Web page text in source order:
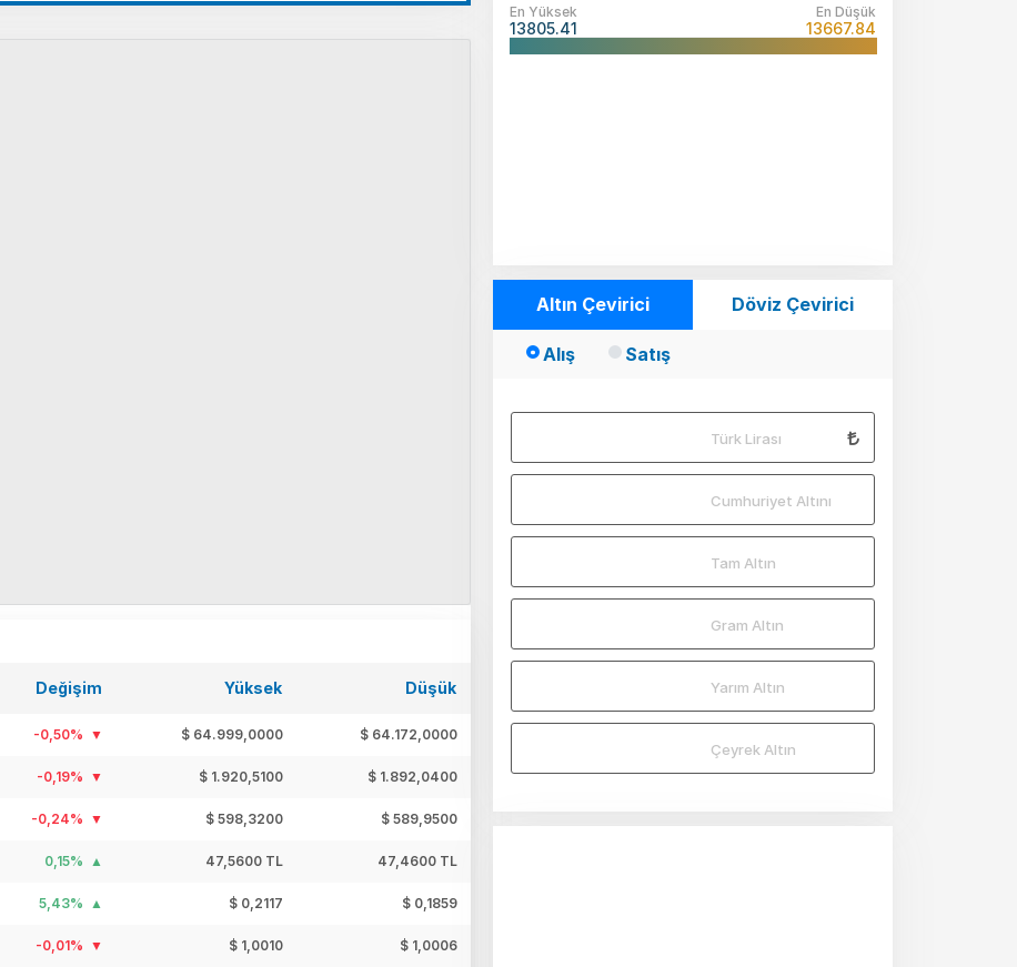
Değişim Yüksek Düşük
-0,50% $ 64.999,0000 $ 64.172,0000
-0,19% $ 1.920,5100 $ 1.892,0400
-0,24% $ 598,3200 $ 589,9500
0,15% 47,5600 TL 47,4600 TL
5,43% $ 0,2117 $ 0,1859
-0,01% $ 1,0010 $ 1,0006
En Yüksek
13805.41
En Düşük
13667.84
Altın Çevirici Döviz Çevirici
Alış Satış
Türk Lirası
Cumhuriyet Altını
Tam Altın
Gram Altın
Yarım Altın
Çeyrek Altın